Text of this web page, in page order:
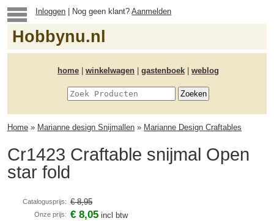
Inloggen | Nog geen klant?Aanmelden
Hobbynu.nl
home winkelwagen gastenboek weblog
Home » Marianne design Snijmallen » Marianne Design Craftables
Cr1423 Craftable snijmal Open
star fold
Catalogusprijs: € 8,95
Onze prijs: € 8,05 incl btw